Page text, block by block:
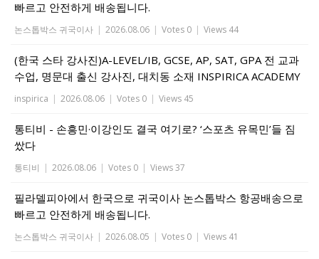
빠르고 안전하게 배송됩니다.
논스톱박스 귀국이사 | 2026.08.06 | Votes 0 | Views 44
(한국 스타 강사진)A-LEVEL/IB, GCSE, AP, SAT, GPA 전 교과
수업, 명문대 출신 강사진, 대치동 소재 INSPIRICA ACADEMY
inspirica | 2026.08.06 | Votes 0 | Views 45
통티비 - 손흥민·이강인도 결국 여기로? ‘스포츠 유목민’들 짐
쌌다
통티비 | 2026.08.06 | Votes 0 | Views 37
필라델피아에서 한국으로 귀국이사 논스톱박스 항공배송으로
빠르고 안전하게 배송됩니다.
논스톱박스 귀국이사 | 2026.08.05 | Votes 0 | Views 41